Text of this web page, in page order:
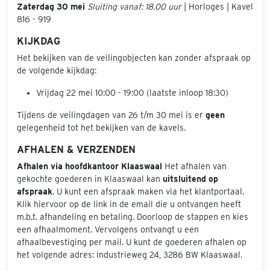
Zaterdag 30 mei Sluiting vanaf: 18.00 uur| Horloges | Kavel
816 - 919
KIJKDAG
Het bekijken van de veilingobjecten kan zonder afspraak op
de volgende kijkdag:
Vrijdag 22 mei 10:00 - 19:00 (laatste inloop 18:30)
Tijdens de veilingdagen van 26 t/m 30 mei is er geen
gelegenheid tot het bekijken van de kavels.
AFHALEN & VERZENDEN
Afhalen via hoofdkantoor Klaaswaal Het afhalen van
gekochte goederen in Klaaswaal kan uitsluitend op
afspraak. U kunt een afspraak maken via het klantportaal.
Klik hiervoor op de link in de email die u ontvangen heeft
m.b.t. afhandeling en betaling. Doorloop de stappen en kies
een afhaalmoment. Vervolgens ontvangt u een
afhaalbevestiging per mail. U kunt de goederen afhalen op
het volgende adres: Industrieweg 24, 3286 BW Klaaswaal.